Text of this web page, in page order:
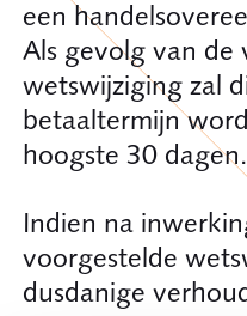
een
Als gevolg van de
wetswijziging zal
betaaltermijn
hoogste 30 dagen.
Indien na
voorgestelde
dusdanige